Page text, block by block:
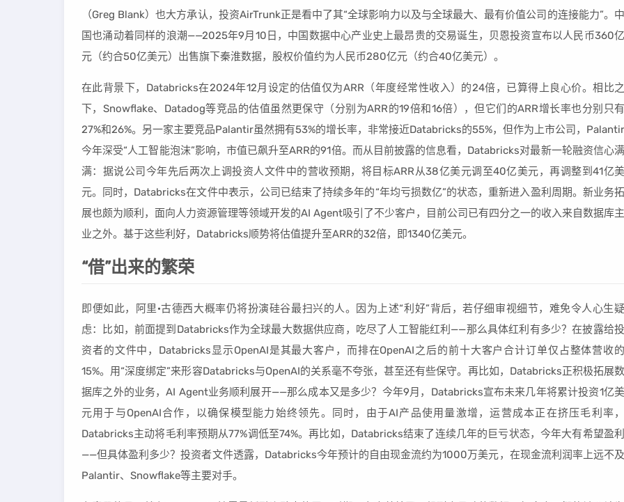
（Greg Blank）也大方承认，投资AirTrunk正是看中了其“全球影响力以及与全球最大、最有价值公司的连接能力”。中
国也涌动着同样的浪潮——2025年9月10日，中国数据中心产业史上最昂贵的交易诞生，贝恩投资宣布以人民币360亿
元（约合50亿美元）出售旗下秦淮数据，股权价值约为人民币280亿元（约合40亿美元）。
在此背景下，Databricks在2024年12月设定的估值仅为ARR（年度经常性收入）的24倍，已算得上良心价。相比之
下，Snowflake、Datadog等竞品的估值虽然更保守（分别为ARR的19倍和16倍），但它们的ARR增长率也分别只有
27%和26%。另一家主要竞品Palantir虽然拥有53%的增长率，非常接近Databricks的55%，但作为上市公司，Palantir
今年深受“人工智能泡沫”影响，市值已飙升至ARR的91倍。而从目前披露的信息看，Databricks对最新一轮融资信心满
满：据说公司今年先后两次上调投资人文件中的营收预期，将目标ARR从38亿美元调至40亿美元，再调整到41亿美
元。同时，Databricks在文件中表示，公司已结束了持续多年的“年均亏损数亿”的状态，重新进入盈利周期。新业务拓
展也颇为顺利，面向人力资源管理等领域开发的AI Agent吸引了不少客户，目前公司已有四分之一的收入来自数据库主
业之外。基于这些利好，Databricks顺势将估值提升至ARR的32倍，即1340亿美元。
“借”出来的繁荣
即便如此，阿里·古德西大概率仍将扮演硅谷最扫兴的人。因为上述“利好”背后，若仔细审视细节，难免令人心生疑
虑：比如，前面提到Databricks作为全球最大数据供应商，吃尽了人工智能红利——那么具体红利有多少？在披露给投
资者的文件中，Databricks显示OpenAI是其最大客户，而排在OpenAI之后的前十大客户合计订单仅占整体营收的
15%。用“深度绑定”来形容Databricks与OpenAI的关系毫不夸张，甚至还有些保守。再比如，Databricks正积极拓展数
据库之外的业务，AI Agent业务顺利展开——那么成本又是多少？今年9月，Databricks宣布未来几年将累计投资1亿美
元用于与OpenAI合作，以确保模型能力始终领先。同时，由于AI产品使用量激增，运营成本正在挤压毛利率，
Databricks主动将毛利率预期从77%调低至74%。再比如，Databricks结束了连续几年的巨亏状态，今年大有希望盈利
——但具体盈利多少？投资者文件透露，Databricks今年预计的自由现金流约为1000万美元，在现金流利润率上远不及
Palantir、Snowflake等主要对手。